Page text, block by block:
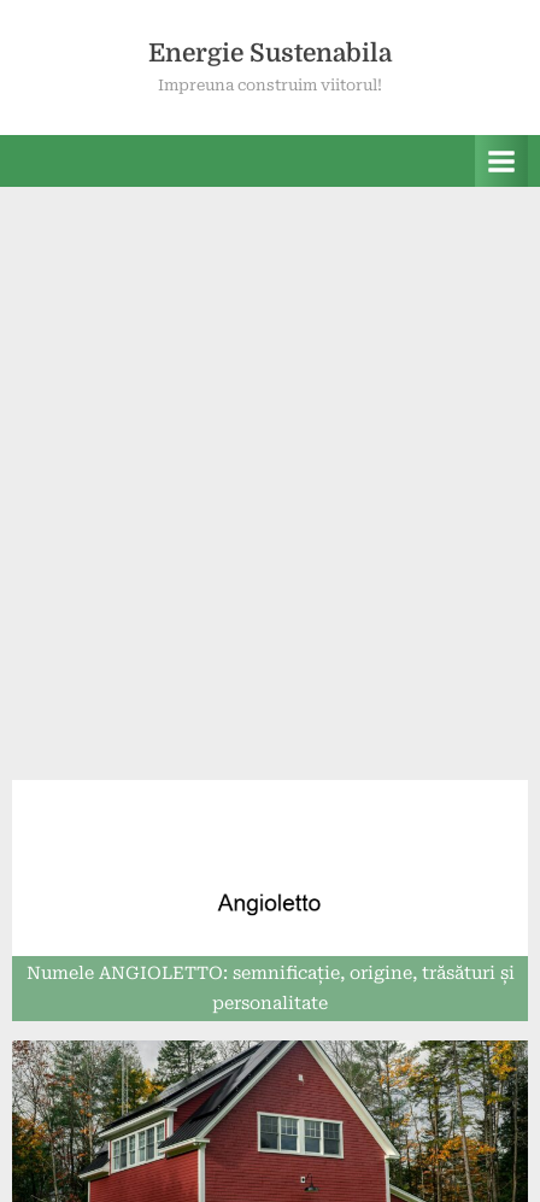
Energie Sustenabila
Impreuna construim viitorul!
Numele ANGIOLETTO: semnificație, origine, trăsături și
personalitate